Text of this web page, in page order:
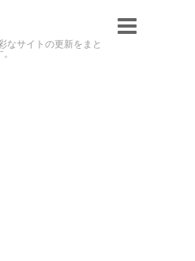
なサイトの更新をまと
。